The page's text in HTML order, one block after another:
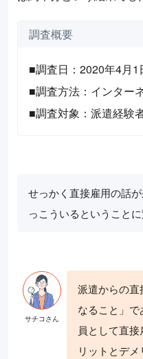
調査概要
■調査日：2020年4月1
■調査方法：インター
■調査対象：派遣経験
せっかく直接雇用の話
っこういるということに
派遣からの直
なること」
員として直
リットとデ